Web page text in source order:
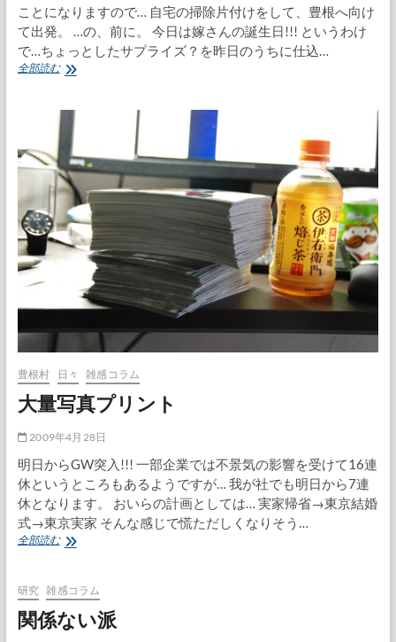
ことになりますので… 自宅の掃除片付けをして、豊根へ向け
て出発。 …の、前に。 今日は嫁さんの誕生日!!! というわけ
で…ちょっとしたサプライズ？を昨日のうちに仕込…
全部読む嫁
誕
生
日
豊根村 日々 雑感コラム
大量写真プリント
2009年4月28日
明日からGW突入!!! 一部企業では不景気の影響を受けて16連
休というところもあるようですが… 我が社でも明日から7連
休となります。 おいらの計画としては… 実家帰省→東京結婚
式→東京実家 そんな感じで慌ただしくなりそう…
全部読む大
真
プ
リ
ン
研究 雑感コラム
関係ない派